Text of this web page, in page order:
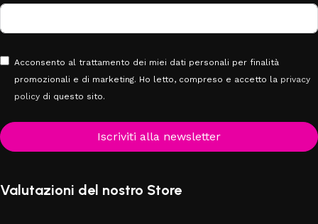
Acconsento al trattamento dei miei dati personali per finalità
promozionali e di marketing. Ho letto, compreso e accetto la privacy
policy di questo sito.
Iscriviti alla newsletter
Valutazioni del nostro Store